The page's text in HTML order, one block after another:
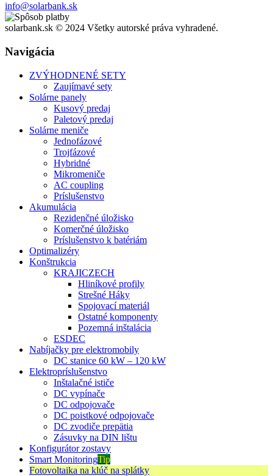
info@solarbank.sk
solarbank.sk © 2024 Všetky autorské práva vyhradené.
Navigácia
ZVÝHODNENÉ SETY
Zaujímavé sety
Solárne panely
Kusový predaj
Paletový predaj
Solárne meniče
Jednofázové
Trojfázové
Hybridné
Mikromeniče
AC coupling
Príslušenstvo
Akumulácia
Rezidenčné úložisko
Komerčné úložisko
Príslušenstvo k batériám
Optimalizéry
Konštrukcia
KRAJICZECH
Hliníkové profily
Strešné Háky
Spojovací materiál
Ostatné komponenty
Pozemná inštalácia
ESDEC
Nabíjačky pre elektromobily
DC stanice 60 kW – 120 kW
Elektropríslušenstvo
Inštalačné ističe
DC vypínače
DC odpojovače
DC poistkové odpojovače
DC zvodiče prepätia
Zásuvky na DIN lištu
Konfigurátor zostavy
Smart MonitoringTip
Fotovoltaika na klúč na splátky